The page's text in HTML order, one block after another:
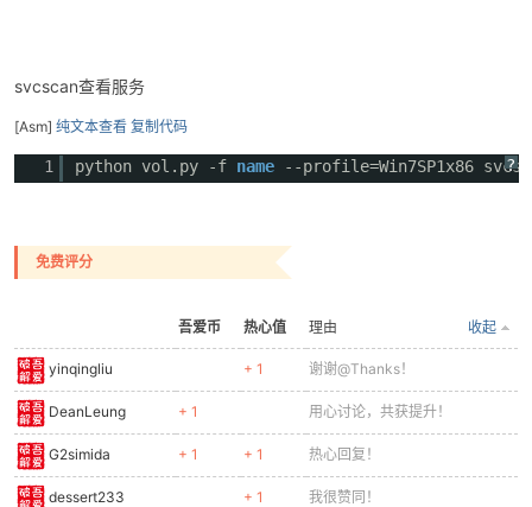
svcscan查看服务
[Asm] 纯文本查看 复制代码
?
1 python vol.py -f name --profile=Win7SP1x86
免费评分
吾爱币 热心值 收起
理由
yinqingliu + 1 谢谢@Thanks！
DeanLeung + 1 用心讨论，共获提升！
G2simida + 1 + 1 热心回复！
dessert233 + 1 我很赞同！